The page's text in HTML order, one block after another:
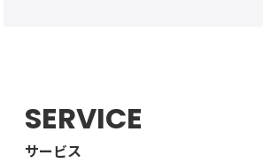
SERVICE
サービス